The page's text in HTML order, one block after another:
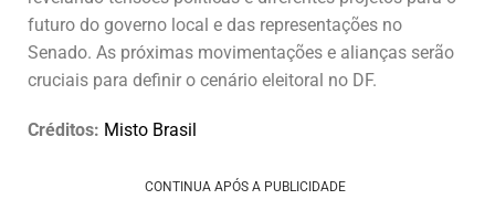
futuro do governo local e das representações no
Senado. As próximas movimentações e alianças serão
cruciais para definir o cenário eleitoral no DF.
Créditos: Misto Brasil
CONTINUA APÓS A PUBLICIDADE